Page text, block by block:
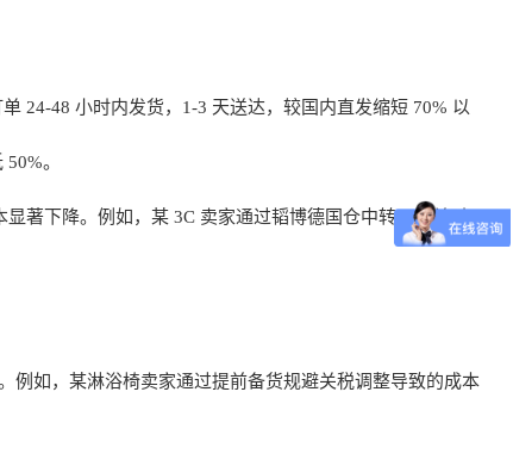
24-48 小时内发货，1-3 天送达，较国内直发缩短 70% 以
。
著下降。例如，某 3C 卖家通过韬博德国仓中转，清关时
例如，某淋浴椅卖家通过提前备货规避关税调整导致的成本